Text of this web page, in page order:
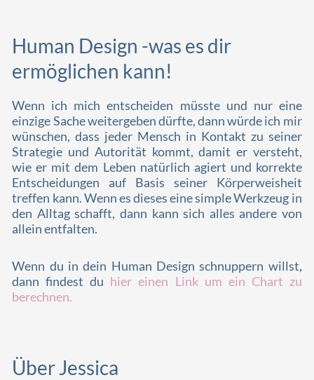
Human Design -was es dir
ermöglichen kann!
Wenn ich mich entscheiden müsste und nur eine
einzige Sache weitergeben dürfte, dann würde ich mir
wünschen, dass jeder Mensch in Kontakt zu seiner
Strategie und Autorität kommt, damit er versteht,
wie er mit dem Leben natürlich agiert und korrekte
Entscheidungen auf Basis seiner Körperweisheit
treffen kann. Wenn es dieses eine simple Werkzeug in
den Alltag schafft, dann kann sich alles andere von
allein entfalten.
Wenn du in dein Human Design schnuppern willst,
dann findest du hier einen Link um ein Chart zu
berechnen.
Über Jessica